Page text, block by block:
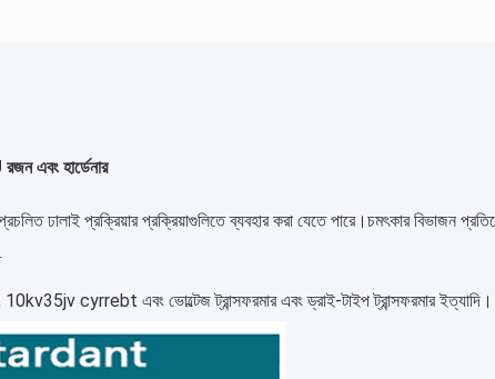
এবং হার্ডেনার
ঢালাই প্রক্রিয়ার প্রক্রিয়াগুলিতে ব্যবহার করা যেতে পারে।চমৎকার বিভাজন
cyrrebt এবং ভোল্টেজ ট্রান্সফরমার এবং ড্রাই-টাইপ ট্রান্সফরমার